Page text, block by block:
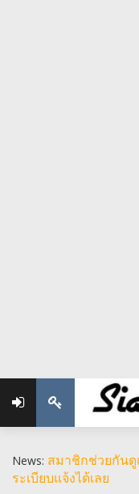
News: สมาชิกช่วยกัน
ระเบียบแจ้งได้เลย